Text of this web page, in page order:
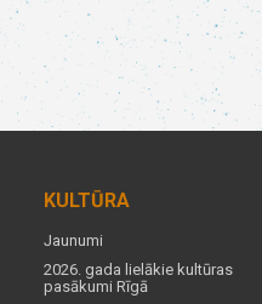
KULTŪRA
Jaunumi
2026. gada lielākie kultūras
pasākumi Rīgā